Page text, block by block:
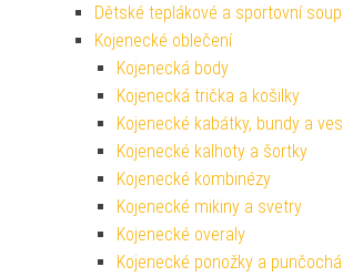
Dětské teplákové a sportovní
Kojenecké oblečení
Kojenecká body
Kojenecká trička a košilky
Kojenecké kabátky, bundy a
Kojenecké kalhoty a šortky
Kojenecké kombinézy
Kojenecké mikiny a svetry
Kojenecké overaly
Kojenecké ponožky a